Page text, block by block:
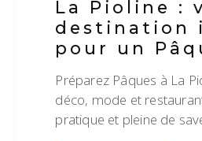
La Pioline :
destination
pour un
Préparez Pâques à La
déco, mode et
pratique et pleine de